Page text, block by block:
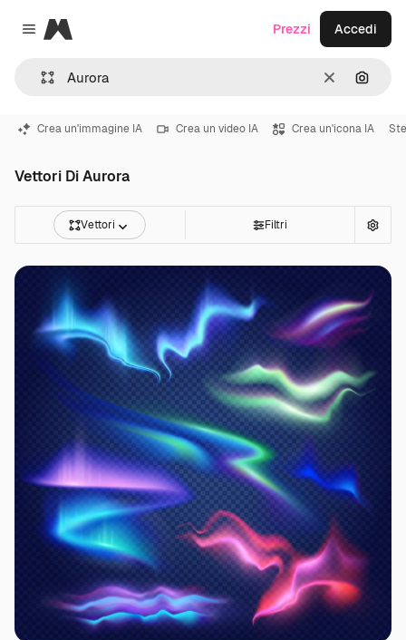
Close menu
Magnific
CancellaCerca
Prezzi Accedi
Crea un'immagine IA Crea un video IA Crea un'icona IA
Vettori Di Aurora
Vettori Filtri